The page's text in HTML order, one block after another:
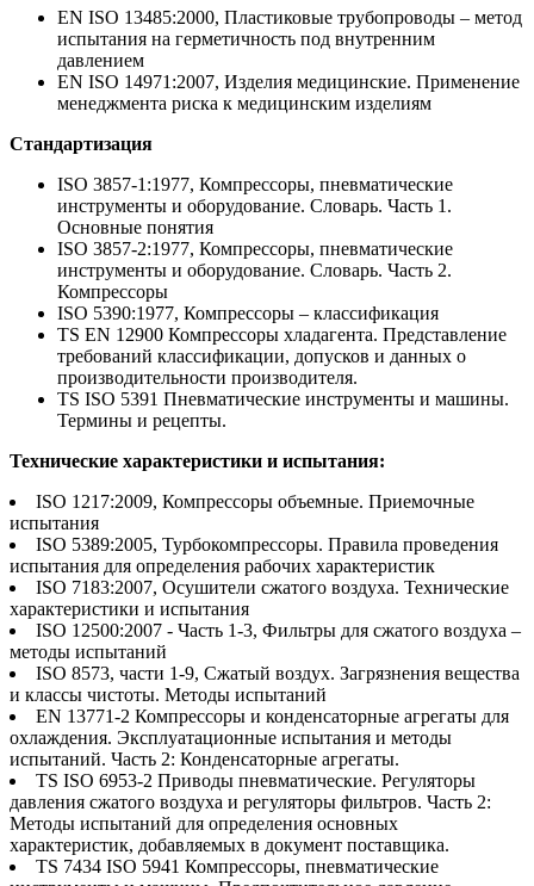
EN ISO 13485:2000, Пластиковые трубопроводы – метод
испытания на герметичность под внутренним
давлением
EN ISO 14971:2007, Изделия медицинские. Применение
менеджмента риска к медицинским изделиям
Стандартизация
ISO 3857-1:1977, Компрессоры, пневматические
инструменты и оборудование. Словарь. Часть 1.
Основные понятия
ISO 3857-2:1977, Компрессоры, пневматические
инструменты и оборудование. Словарь. Часть 2.
Компрессоры
ISO 5390:1977, Компрессоры – классификация
TS EN 12900 Компрессоры хладагента. Представление
требований классификации, допусков и данных о
производительности производителя.
TS ISO 5391 Пневматические инструменты и машины.
Термины и рецепты.
Технические характеристики и испытания:
ISO 1217:2009, Компрессоры объемные. Приемочные
испытания
ISO 5389:2005, Турбокомпрессоры. Правила проведения
испытания для определения рабочих характеристик
ISO 7183:2007, Осушители сжатого воздуха. Технические
характеристики и испытания
ISO 12500:2007 - Часть 1-3, Фильтры для сжатого воздуха –
методы испытаний
ISO 8573, части 1-9, Сжатый воздух. Загрязнения вещества
и классы чистоты. Методы испытаний
EN 13771-2 Компрессоры и конденсаторные агрегаты для
охлаждения. Эксплуатационные испытания и методы
испытаний. Часть 2: Конденсаторные агрегаты.
TS ISO 6953-2 Приводы пневматические. Регуляторы
давления сжатого воздуха и регуляторы фильтров. Часть 2:
Методы испытаний для определения основных
характеристик, добавляемых в документ поставщика.
TS 7434 ISO 5941 Компрессоры, пневматические